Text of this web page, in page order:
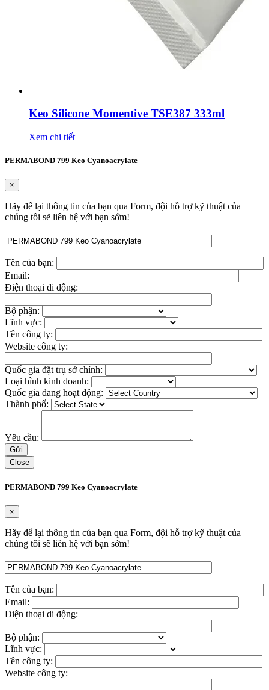
Keo Silicone Momentive TSE387 333ml
Xem chi tiết
PERMABOND 799 Keo Cyanoacrylate
×
Hãy để lại thông tin của bạn qua Form, đội hỗ trợ kỹ thuật của
chúng tôi sẽ liên hệ với bạn sớm!
Tên của bạn:
Email:
Điện thoại di động:
Bộ phận:
Lĩnh vực:
Tên công ty:
Website công ty:
Quốc gia đặt trụ sở chính:
Loại hình kinh doanh:
Quốc gia đang hoạt động:
Thành phố:
Yêu cầu:
Close
PERMABOND 799 Keo Cyanoacrylate
×
Hãy để lại thông tin của bạn qua Form, đội hỗ trợ kỹ thuật của
chúng tôi sẽ liên hệ với bạn sớm!
Tên của bạn:
Email:
Điện thoại di động:
Bộ phận:
Lĩnh vực:
Tên công ty:
Website công ty: